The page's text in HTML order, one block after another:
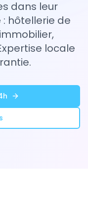
dans leur
hôtellerie de
locale